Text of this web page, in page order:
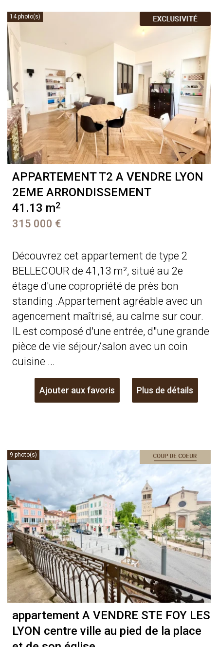
14 photo(s)
APPARTEMENT T2 A VENDRE LYON
2EME ARRONDISSEMENT
41.13 m2
315 000 €
Découvrez cet appartement de type 2
BELLECOUR de 41,13 m², situé au 2e
étage d'une copropriété de près bon
standing .Appartement agréable avec un
agencement maîtrisé, au calme sur cour.
IL est composé d'une entrée, d''une grande
pièce de vie séjour/salon avec un coin
cuisine ...
Ajouter aux favoris Plus de détails
9 photo(s)
appartement A VENDRE STE FOY LES
LYON centre ville au pied de la place